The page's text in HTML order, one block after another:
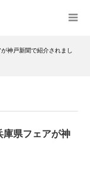
神戸新聞で紹介されまし
庫県フェアが神